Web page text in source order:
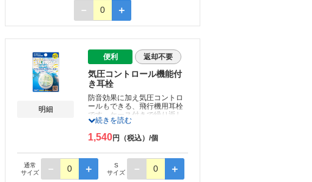
に、11言語ではテキストに
翻訳します。
環境が必要です。
す。
－ 0 ＋
明細
便利 返却不要
気圧コントロール機能付
き耳栓
防音効果に加え気圧コントロ
ールもできる、飛行機用耳栓
です。ケース付きで繰り返し
使えます。離着時の気圧変動
を緩やかに調整することで、
鼓膜や耳の痛み、不快感を軽
必需品です！
※レンタル品一式に新品のも
のを同封いたします。ご使
続きを読む
1,540円（税込）/個
通常
サイズ
－ 0 ＋
S
サイズ
－ 0 ＋